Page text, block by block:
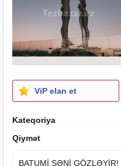
ViP elan et
Kateqoriya
Qiymət
BATUMİ SƏNİ GÖZLƏYİR!